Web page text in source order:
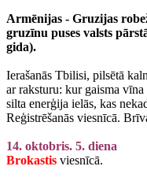
Armēnijas - Gruzijas
gruzīnu puses valsts
gida).
Ierašanās Tbilisi, pilsētā
ar raksturu: kur gaisma
silta enerģija ielās, kas
Reģistrēšanās viesnīcā.
14. oktobris. 5. diena
Brokastis viesnīcā.